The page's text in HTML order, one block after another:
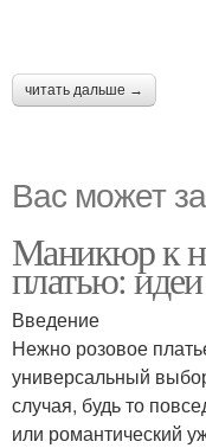
читать дальше →
Вас может
Маникюр к
платью:
Введение
Нежно розовое
универсальный
случая, будь то
или романтический